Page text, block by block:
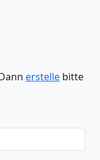
erstelle bitte